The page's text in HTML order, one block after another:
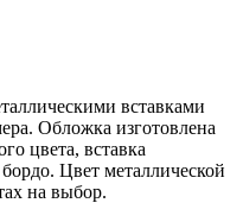
вставками
Обложка изготовлена
цвета, вставка
Цвет металлической
на выбор.